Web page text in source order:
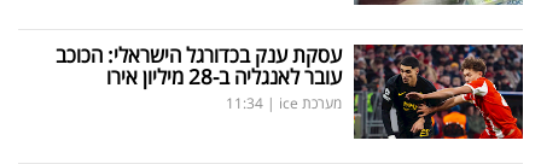
עסקת ענק בכדורגל הישראלי: הכוכב
עובר לאנגליה ב-28 מיליון אירו
מערכת ice |
11:34